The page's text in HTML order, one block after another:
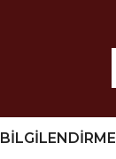
BİLGİLENDİRME